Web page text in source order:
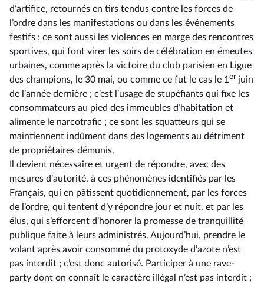
d’artifice, retournés en tirs tendus contre les forces de
l’ordre dans les manifestations ou dans les événements
festifs ; ce sont aussi les violences en marge des rencontres
sportives, qui font virer les soirs de célébration en émeutes
urbaines, comme après la victoire du club parisien en Ligue
des champions, le 30 mai, ou comme ce fut le cas le 1 er juin
de l’année dernière ; c’est l’usage de stupéfiants qui fixe les
consommateurs au pied des immeubles d’habitation et
alimente le narcotrafic ; ce sont les squatteurs qui se
maintiennent indûment dans des logements au détriment
de propriétaires démunis.
Il devient nécessaire et urgent de répondre, avec des
mesures d’autorité, à ces phénomènes identifiés par les
Français, qui en pâtissent quotidiennement, par les forces
de l’ordre, qui tentent d’y répondre jour et nuit, et par les
élus, qui s’efforcent d’honorer la promesse de tranquillité
publique faite à leurs administrés. Aujourd’hui, prendre le
volant après avoir consommé du protoxyde d’azote n’est
pas interdit ; c’est donc autorisé. Participer à une rave-
party dont on connaît le caractère illégal n’est pas interdit ;